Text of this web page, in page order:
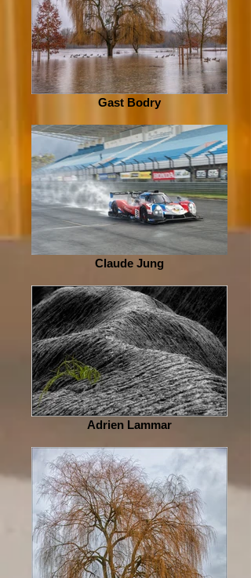
Gast Bodry
Claude Jung
Adrien Lammar